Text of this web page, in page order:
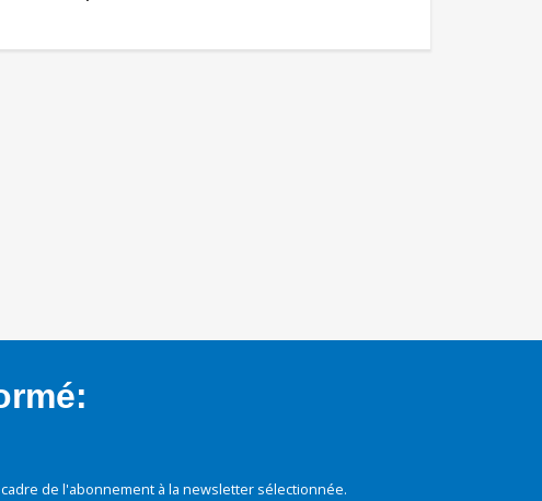
de l'abonnement à la newsletter sélectionnée.